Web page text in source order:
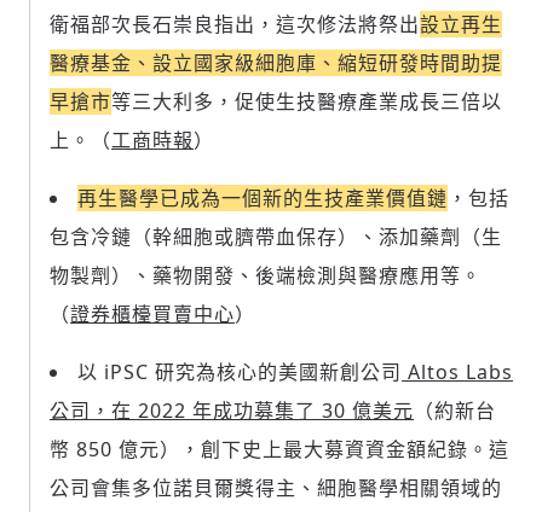
衛福部次長石崇良指出，這次修法將祭出設立再生
醫療基金、設立國家級細胞庫、縮短研發時間助提
早搶市等三大利多，促使生技醫療產業成長三倍以
上。（工商時報）
再生醫學已成為一個新的生技產業價值鏈 ，包括
包含冷鏈（幹細胞或臍帶血保存）、添加藥劑（生
物製劑）、藥物開發、後端檢測與醫療應用等。
（證券櫃檯買賣中心）
以 iPSC 研究為核心的美國新創公司 Altos Labs
公司，在 2022 年成功募集了 30 億美元 （約新台
幣 850 億元），創下史上最大募資資金額紀錄。這
公司會集多位諾貝爾獎得主、細胞醫學相關領域的